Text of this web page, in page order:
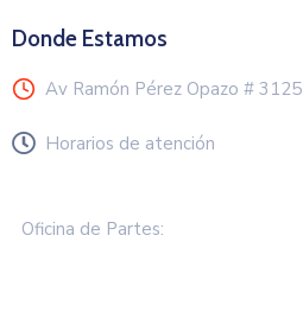
Donde Estamos
Av Ramón Pérez Opazo # 3125
Horarios de atención
Oficina de Partes: